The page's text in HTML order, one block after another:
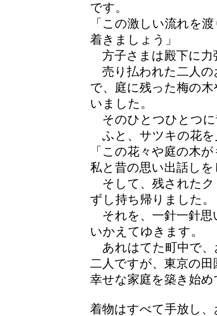
です。
「この激しい流れを
着きましょう」
方子さまは殿下に力
売り払われた二人の
で、庭に残った梅の
いました。
そのひとつひとつに
ふと、サツキの花を
「この花々や庭の木
私と昔の思い出話し
そして、残されたク
ずし持ち帰りました。
それを、一針一針思
いかえてゆきます。
あれはてた町中で、
二人ですが、東京の
幸せな家庭を築き始
着物はすべて手放し